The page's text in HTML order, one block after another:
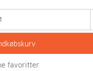
favoritter